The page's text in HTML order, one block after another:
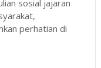
sosial jajaran
perhatian di